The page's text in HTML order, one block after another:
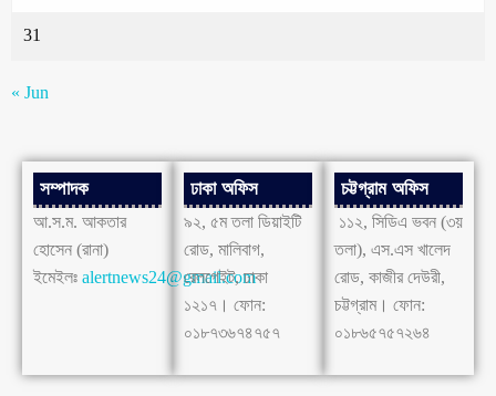
31
« Jun
সম্পাদক
আ.স.ম. আকতার
হোসেন (রানা)
ইমেইলঃ alertnews24@gmail.com
ঢাকা অফিস
৯২, ৫ম তলা ডিয়াইটি
রোড, মালিবাগ,
রেলগেইট, ঢাকা
১২১৭। ফোন:
০১৮৭৩৬৭৪৭৫৭
চট্টগ্রাম অফিস
১১২, সিডিএ ভবন (৩য়
তলা), এস.এস খালেদ
রোড, কাজীর দেউরী,
চট্টগ্রাম। ফোন:
০১৮৬৫৭৫৭২৬৪